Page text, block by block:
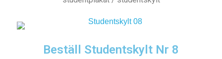
Beställ Studentskylt Nr 8